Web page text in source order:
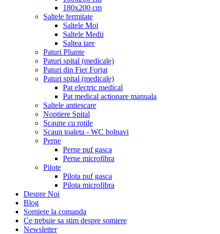
180x200 cm
Saltele fermitate
Saltele Moi
Saltele Medii
Saltea tare
Paturi Pliante
Paturi spital (medicale)
Paturi din Fier Forjat
Paturi spital (medicale)
Pat electric medical
Pat medical actionare manuala
Saltele antiescare
Noptiere Spital
Scaune cu rotile
Scaun toaleta - WC bolnavi
Perne
Perne puf gasca
Perne microfibra
Pilote
Pilota puf gasca
Pilota microfibra
Despre Noi
Blog
Somiere la comanda
Ce trebuie sa stim despre somiere
Newsletter